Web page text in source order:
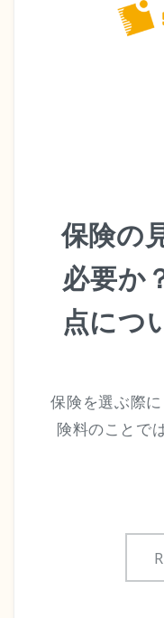
保険の
必要か
点につ
保険を選ぶ際
険料のことで